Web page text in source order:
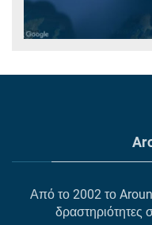
Από το 2002 το
δραστηριότητες